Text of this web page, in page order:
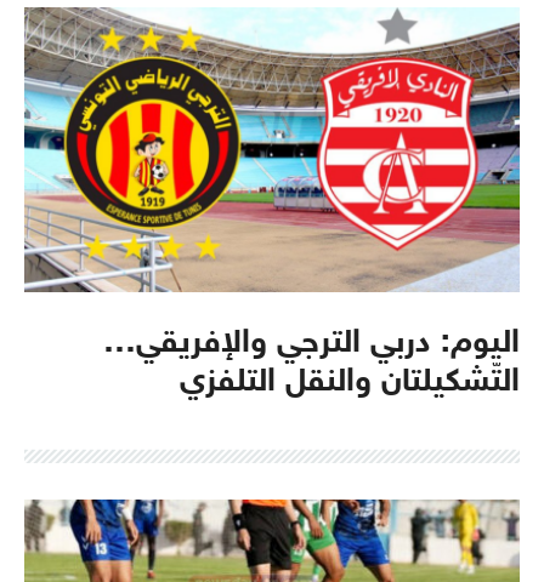
اليوم: دربي الترجي والإفريقي…
التّشكيلتان والنقل التلفزي